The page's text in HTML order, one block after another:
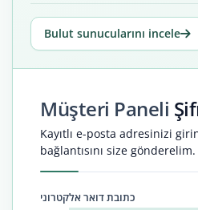
Müşteri Paneli
Kayıtlı e-posta adresinizi
bağlantısını size gönderelim.
כתובת דואר אלקטרוני
Bulut sunucularını incele